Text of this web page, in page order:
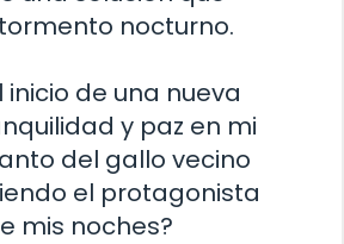
nocturno.
inicio de una nueva
y paz en mi
del gallo vecino
el protagonista
mis noches?